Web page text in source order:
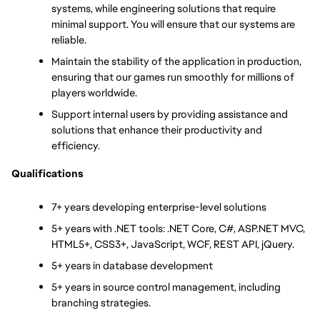
systems, while engineering solutions that require
minimal support. You will ensure that our systems are
reliable.
Maintain the stability of the application in production,
ensuring that our games run smoothly for millions of
players worldwide.
Support internal users by providing assistance and
solutions that enhance their productivity and
efficiency.
Qualifications
7+ years developing enterprise-level solutions
5+ years with .NET tools: .NET Core, C#, ASP.NET MVC,
HTML5+, CSS3+, JavaScript, WCF, REST API, jQuery.
5+ years in database development
5+ years in source control management, including
branching strategies.